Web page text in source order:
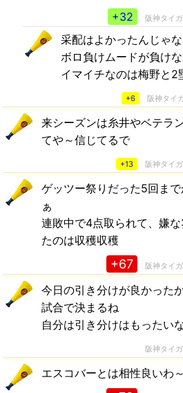
+32
阪神タイ
采配はよかったんじゃ
ボロ負けムードが負け
イマイチなのは梅野と2
+6 阪神タイ
来シーズンは糸井やベテラ
てや～信じてるで
+13 阪神タイ
ゲッツー祭りだった5回ま
ぁ
連敗中で4点取られて、嫌
たのは収穫収穫
+67 阪神タイ
今日の引き分けが良かった
試合で決まるね
自分は引き分けはもったい
阪神タイ
エスコバーとは相性良いわ～